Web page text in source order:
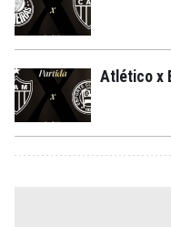
Atlético x